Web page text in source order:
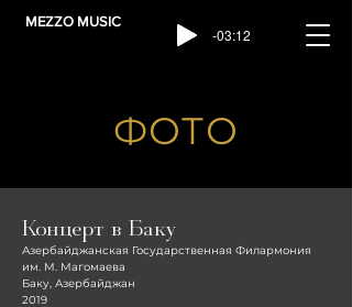
MEZZO MUSIC
-03:12
ФОТО
Концерт в Баку
Азербайджанская Государственная Филармония
им. М. Магомаева
Баку, Азербайджан
2019